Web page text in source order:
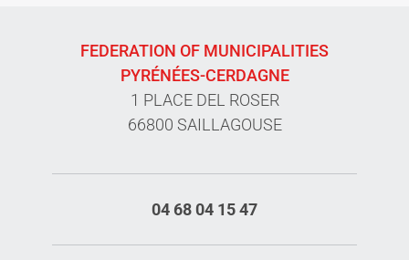
FEDERATION OF MUNICIPALITIES
PYRÉNÉES-CERDAGNE
1 PLACE DEL ROSER
66800 SAILLAGOUSE
04 68 04 15 47